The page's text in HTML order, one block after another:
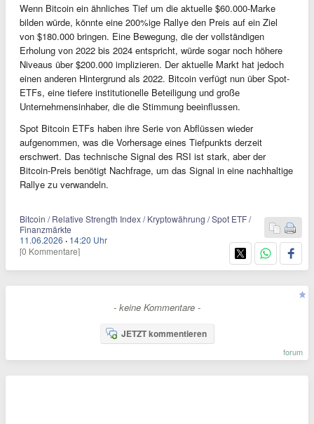
Wenn Bitcoin ein ähnliches Tief um die aktuelle $60.000-Marke
bilden würde, könnte eine 200%ige Rallye den Preis auf ein Ziel
von $180.000 bringen. Eine Bewegung, die der vollständigen
Erholung von 2022 bis 2024 entspricht, würde sogar noch höhere
Niveaus über $200.000 implizieren. Der aktuelle Markt hat jedoch
einen anderen Hintergrund als 2022. Bitcoin verfügt nun über Spot-
ETFs, eine tiefere institutionelle Beteiligung und große
Unternehmensinhaber, die die Stimmung beeinflussen.
Spot Bitcoin ETFs haben ihre Serie von Abflüssen wieder
aufgenommen, was die Vorhersage eines Tiefpunkts derzeit
erschwert. Das technische Signal des RSI ist stark, aber der
Bitcoin-Preis benötigt Nachfrage, um das Signal in eine nachhaltige
Rallye zu verwandeln.
Bitcoin / Relative Strength Index / Kryptowährung / Spot ETF /
Finanzmärkte
11.06.2026 · 14:20 Uhr
[0 Kommentare]
- keine Kommentare -
JETZT kommentieren
forum